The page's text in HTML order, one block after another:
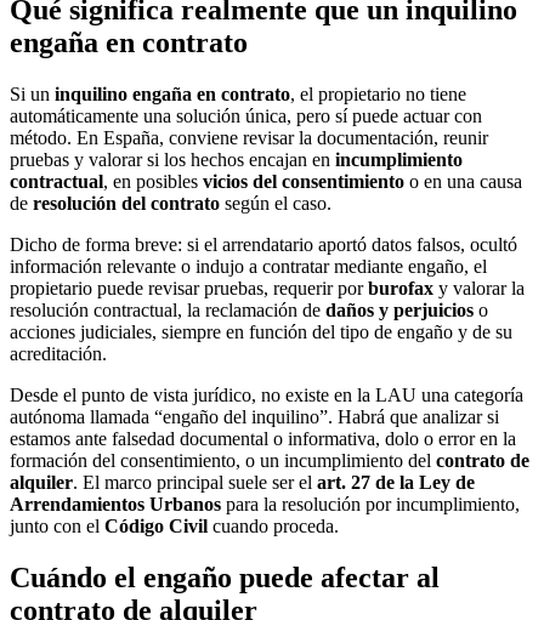
Qué significa realmente que un inquilino
engaña en contrato
Si un inquilino engaña en contrato, el propietario no tiene
automáticamente una solución única, pero sí puede actuar con
método. En España, conviene revisar la documentación, reunir
pruebas y valorar si los hechos encajan en incumplimiento
contractual, en posibles vicios del consentimiento o en una causa
de resolución del contrato según el caso.
Dicho de forma breve: si el arrendatario aportó datos falsos, ocultó
información relevante o indujo a contratar mediante engaño, el
propietario puede revisar pruebas, requerir porburofax y valorar la
resolución contractual, la reclamación de daños y perjuicios o
acciones judiciales, siempre en función del tipo de engaño y de su
acreditación.
Desde el punto de vista jurídico, no existe en la LAU una categoría
autónoma llamada “engaño del inquilino”. Habrá que analizar si
estamos ante falsedad documental o informativa, dolo o error en la
formación del consentimiento, o un incumplimiento del contrato de
alquiler. El marco principal suele ser el art. 27 de la Ley de
Arrendamientos Urbanos para la resolución por incumplimiento,
junto con el Código Civil cuando proceda.
Cuándo el engaño puede afectar al
contrato de alquiler